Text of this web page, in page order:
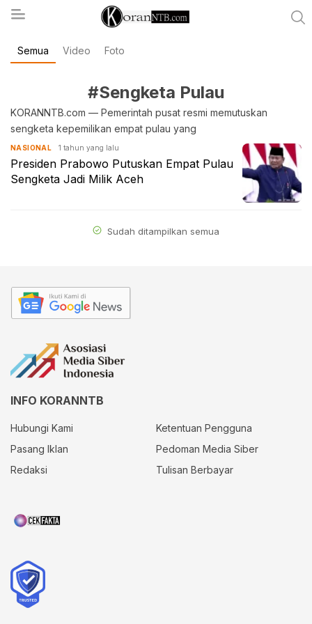
koranntb.com
Semua Video Foto
#Sengketa Pulau
KORANNTB.com — Pemerintah pusat resmi memutuskan
sengketa kepemilikan empat pulau yang
NASIONAL 1 tahun yang lalu
Presiden Prabowo Putuskan Empat Pulau
Sengketa Jadi Milik Aceh
Sudah ditampilkan semua
INFO KORANNTB
Hubungi Kami
Ketentuan Pengguna
Pasang Iklan
Pedoman Media Siber
Redaksi
Tulisan Berbayar